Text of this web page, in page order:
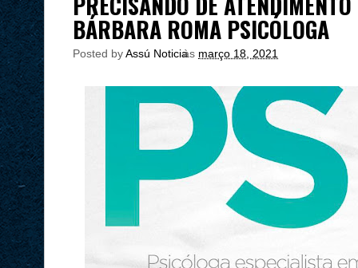
BÁRBARA ROMA PSICÓLOGA
Posted byAssú Noticia
às março 18, 2021